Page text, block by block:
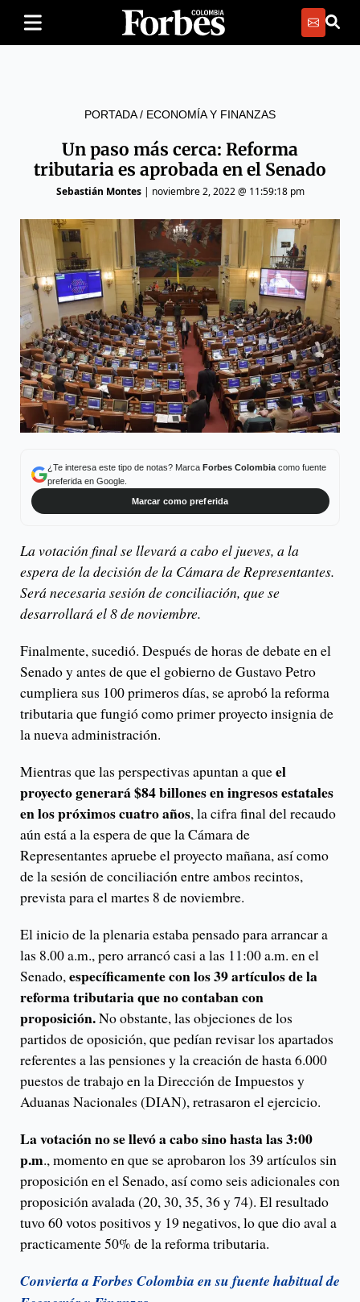
PORTADA/ ECONOMÍA Y FINANZAS
Un paso más cerca: Reforma
tributaria es aprobada en el Senado
Sebastián Montes| noviembre 2, 2022 @ 11:59:18 pm
¿Te interesa este tipo de notas? Marca Forbes Colombiacomo fuente
preferida en Google.
Marcar como preferida
La votación final se llevará a cabo el jueves, a la
espera de la decisión de la Cámara de Representantes.
Será necesaria sesión de conciliación, que se
desarrollará el 8 de noviembre.
Finalmente, sucedió. Después de horas de debate en el
Senado y antes de que el gobierno de Gustavo Petro
cumpliera sus 100 primeros días, se aprobó la reforma
tributaria que fungió como primer proyecto insignia de
la nueva administración.
Mientras que las perspectivas apuntan a queel
proyecto generará $84 billones en ingresos estatales
en los próximos cuatro años, la cifra final del recaudo
aún está a la espera de que la Cámara de
Representantes apruebe el proyecto mañana, así como
de la sesión de conciliación entre ambos recintos,
prevista para el martes 8 de noviembre.
El inicio de la plenaria estaba pensado para arrancar a
las 8.00 a.m., pero arrancó casi a las 11:00 a.m. en el
Senado,específicamente con los 39 artículos de la
reforma tributaria que no contaban con
proposición.No obstante, las objeciones de los
partidos de oposición, que pedían revisar los apartados
referentes a las pensiones y la creación de hasta 6.000
puestos de trabajo en la Dirección de Impuestos y
Aduanas Nacionales (DIAN), retrasaron el ejercicio.
La votación no se llevó a cabo sino hasta las 3:00
p.m., momento en que se aprobaron los 39 artículos sin
proposición en el Senado, así como seis adicionales con
proposición avalada (20, 30, 35, 36 y 74). El resultado
tuvo 60 votos positivos y 19 negativos, lo que dio aval a
practicamente 50% de la reforma tributaria.
Convierta a Forbes Colombia en su fuente habitual de